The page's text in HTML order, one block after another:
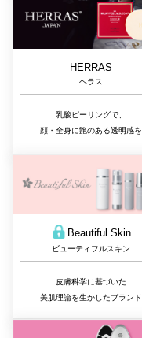
HERRAS
ヘラス
乳酸ピーリングで、
顔・全身に艶のある透明感を
Beautiful Skin
ビューティフルスキン
皮膚科学に基づいた
美肌理論を生かしたブランド